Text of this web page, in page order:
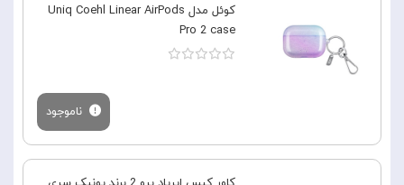
کوئل مدل Uniq Coehl Linear AirPods
Pro 2 case
ناموجود